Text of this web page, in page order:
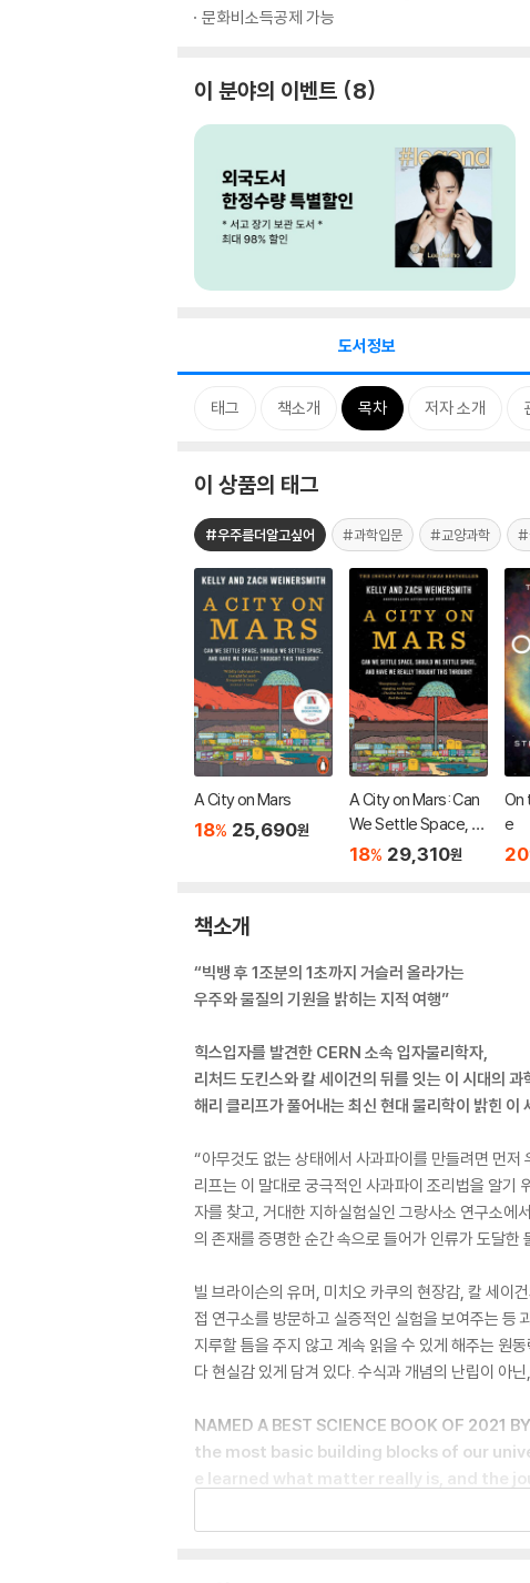
문화비소득공제 가능
이 분야의 이벤트 8
도서정보
태그 책소개 목차 저자 소개
이 상품의 태그
#우주를더알고싶어 #과학입문 #교양과학 #
A City on Mars
18% 25,690원
A City on Mars: Can
We Settle Space, S
hould We Settle Spa
18% 29,310원
On
e
20
책소개
“빅뱅 후 1조분의 1초까지 거슬러 올라가는
우주와 물질의 기원을 밝히는 지적 여행”
힉스입자를 발견한 CERN 소속 입자물리학자,
리처드 도킨스와 칼 세이건의 뒤를 잇는 이 시대의 과
해리 클리프가 풀어내는 최신 현대 물리학이 밝힌 이
“아무것도 없는 상태에서 사과파이를 만들려면 먼저
리프는 이 말대로 궁극적인 사과파이 조리법을 알기
자를 찾고, 거대한 지하실험실인 그랑사소 연구소에
의 존재를 증명한 순간 속으로 들어가 인류가 도달한
빌 브라이슨의 유머, 미치오 카쿠의 현장감, 칼 세이
접 연구소를 방문하고 실증적인 실험을 보여주는 등
지루할 틈을 주지 않고 계속 읽을 수 있게 해주는 원
다 현실감 있게 담겨 있다. 수식과 개념의 난립이 아
NAMED A BEST SCIENCE BOOK OF
the most basic building blocks of our
e learned what matter really is, and the